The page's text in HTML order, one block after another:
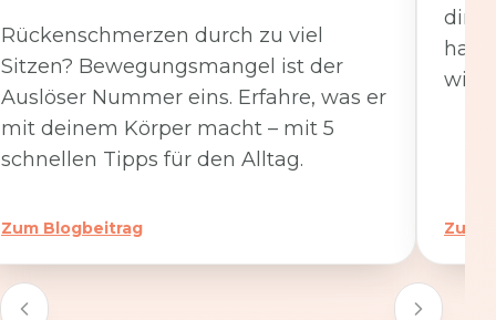
Rückenschmerzen durch zu viel
Sitzen? Bewegungsmangel ist der
Auslöser Nummer eins. Erfahre, was er
mit deinem Körper macht – mit 5
schnellen Tipps für den Alltag.
Zum Blogbeitrag
hat.
Zum